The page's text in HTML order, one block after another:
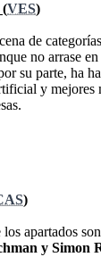
(VES)
de
no arrase
su parte, ha
y mejores
)
apartados
y Simon